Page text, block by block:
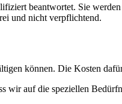
beantwortet. Sie
und nicht verpflichtend.
können. Die Kosten
auf die speziellen